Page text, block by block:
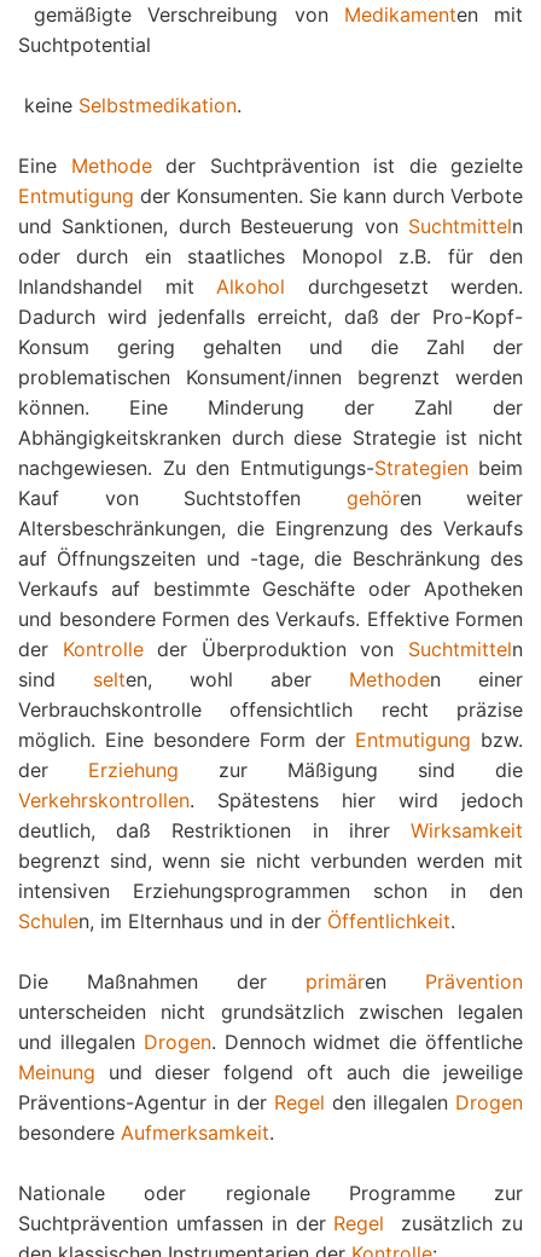
 gemäßigte Verschreibung von Medikamenten mit
Suchtpotential
 keine Selbstmedikation.
Eine Methodeder Suchtprävention ist die gezielte
Entmutigung der Konsumenten. Sie kann durch Verbote
und Sanktionen, durch Besteuerung von Suchtmitteln
oder durch ein staatliches Monopol z.B. für den
Inlandshandel mit Alkohol durchgesetzt werden.
Dadurch wird jedenfalls erreicht, daß der Pro-Kopf-
Konsum gering gehalten und die Zahl der
problematischen Konsument/innen begrenzt werden
können. Eine Minderung der Zahl der
Abhängigkeitskranken durch diese Strategie ist nicht
nachgewiesen. Zu den Entmutigungs-Strategienbeim
Kauf von Suchtstoffen gehören weiter
Altersbeschränkungen, die Eingrenzung des Verkaufs
auf Öffnungszeiten und -tage, die Beschränkung des
Verkaufs auf bestimmte Geschäfte oder Apotheken
und besondere Formen des Verkaufs. Effektive Formen
der Kontrolleder Überproduktion von Suchtmitteln
sind selten, wohl aber Methoden einer
Verbrauchskontrolle offensichtlich recht präzise
möglich. Eine besondere Form der Entmutigung bzw.
der Erziehung zur Mäßigung sind die
Verkehrskontrollen. Spätestens hier wird jedoch
deutlich, daß Restriktionen in ihrer Wirksamkeit
begrenzt sind, wenn sie nicht verbunden werden mit
intensiven Erziehungsprogrammen schon in den
Schulen, im Elternhaus und in der Öffentlichkeit.
Die Maßnahmen der primären Prävention
unterscheiden nicht grundsätzlich zwischen legalen
und illegalen Drogen. Dennoch widmet die öffentliche
Meinung und dieser folgend oft auch die jeweilige
Präventions-Agentur in der Regel den illegalen Drogen
besondere Aufmerksamkeit.
Nationale oder regionale Programme zur
Suchtprävention umfassen in der Regel  zusätzlich zu